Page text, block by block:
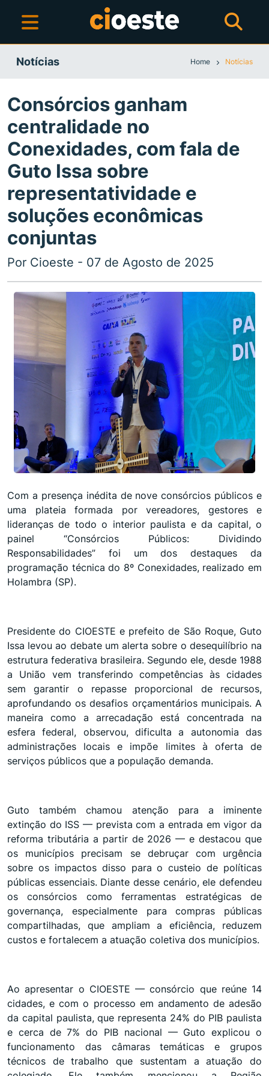
Notícias Home Notícias
Consórcios ganham
centralidade no
Conexidades, com fala de
Guto Issa sobre
representatividade e
soluções econômicas
conjuntas
Por Cioeste - 07 de Agosto de 2025
Com a presença inédita de nove consórcios públicos e
uma plateia formada por vereadores, gestores e
lideranças de todo o interior paulista e da capital, o
painel “Consórcios Públicos: Dividindo
Responsabilidades” foi um dos destaques da
programação técnica do 8º Conexidades, realizado em
Holambra (SP).
Presidente do CIOESTE e prefeito de São Roque, Guto
Issa levou ao debate um alerta sobre o desequilíbrio na
estrutura federativa brasileira. Segundo ele, desde 1988
a União vem transferindo competências às cidades
sem garantir o repasse proporcional de recursos,
aprofundando os desafios orçamentários municipais. A
maneira como a arrecadação está concentrada na
esfera federal, observou, dificulta a autonomia das
administrações locais e impõe limites à oferta de
serviços públicos que a população demanda.
Guto também chamou atenção para a iminente
extinção do ISS — prevista com a entrada em vigor da
reforma tributária a partir de 2026 — e destacou que
os municípios precisam se debruçar com urgência
sobre os impactos disso para o custeio de políticas
públicas essenciais. Diante desse cenário, ele defendeu
os consórcios como ferramentas estratégicas de
governança, especialmente para compras públicas
compartilhadas, que ampliam a eficiência, reduzem
custos e fortalecem a atuação coletiva dos municípios.
Ao apresentar o CIOESTE — consórcio que reúne 14
cidades, e com o processo em andamento de adesão
da capital paulista, que representa 24% do PIB paulista
e cerca de 7% do PIB nacional — Guto explicou o
funcionamento das câmaras temáticas e grupos
técnicos de trabalho que sustentam a atuação do